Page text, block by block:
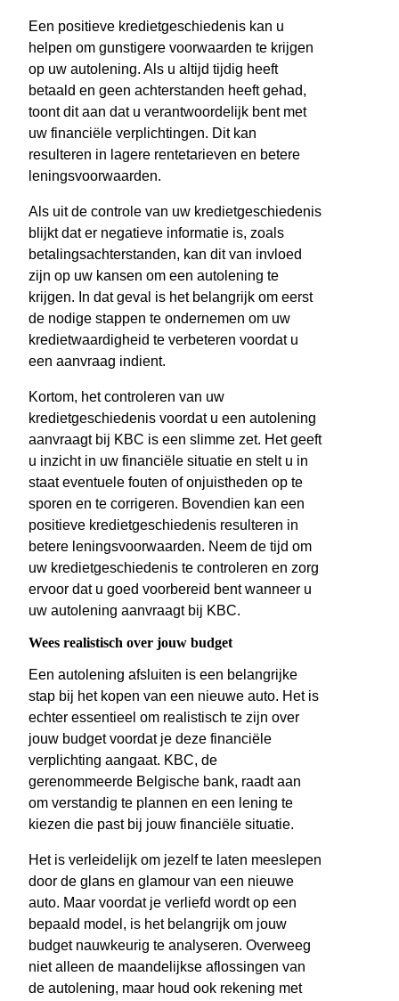
Een positieve kredietgeschiedenis kan u
helpen om gunstigere voorwaarden te krijgen
op uw autolening. Als u altijd tijdig heeft
betaald en geen achterstanden heeft gehad,
toont dit aan dat u verantwoordelijk bent met
uw financiële verplichtingen. Dit kan
resulteren in lagere rentetarieven en betere
leningsvoorwaarden.
Als uit de controle van uw kredietgeschiedenis
blijkt dat er negatieve informatie is, zoals
betalingsachterstanden, kan dit van invloed
zijn op uw kansen om een autolening te
krijgen. In dat geval is het belangrijk om eerst
de nodige stappen te ondernemen om uw
kredietwaardigheid te verbeteren voordat u
een aanvraag indient.
Kortom, het controleren van uw
kredietgeschiedenis voordat u een autolening
aanvraagt bij KBC is een slimme zet. Het geeft
u inzicht in uw financiële situatie en stelt u in
staat eventuele fouten of onjuistheden op te
sporen en te corrigeren. Bovendien kan een
positieve kredietgeschiedenis resulteren in
betere leningsvoorwaarden. Neem de tijd om
uw kredietgeschiedenis te controleren en zorg
ervoor dat u goed voorbereid bent wanneer u
uw autolening aanvraagt bij KBC.
Wees realistisch over jouw budget
Een autolening afsluiten is een belangrijke
stap bij het kopen van een nieuwe auto. Het is
echter essentieel om realistisch te zijn over
jouw budget voordat je deze financiële
verplichting aangaat. KBC, de
gerenommeerde Belgische bank, raadt aan
om verstandig te plannen en een lening te
kiezen die past bij jouw financiële situatie.
Het is verleidelijk om jezelf te laten meeslepen
door de glans en glamour van een nieuwe
auto. Maar voordat je verliefd wordt op een
bepaald model, is het belangrijk om jouw
budget nauwkeurig te analyseren. Overweeg
niet alleen de maandelijkse aflossingen van
de autolening, maar houd ook rekening met